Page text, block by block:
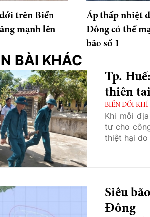
trên Biển
mạnh lên
Áp thấp nhiệt
Đông có thể
bão số 1
BÀI KHÁC
Tp.
thiên
BIẾN ĐỔI KHÍ
Khi mỗi
tư cho
thiệt hại do
Siêu
Đông